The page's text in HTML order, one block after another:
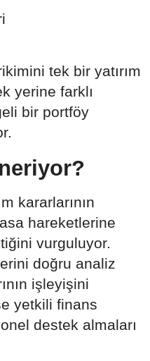
tek bir yatırım
yerine farklı
bir portföy
kararlarının
hareketlerine
vurguluyor.
doğru analiz
işleyişini
yetkili finans
destek almaları